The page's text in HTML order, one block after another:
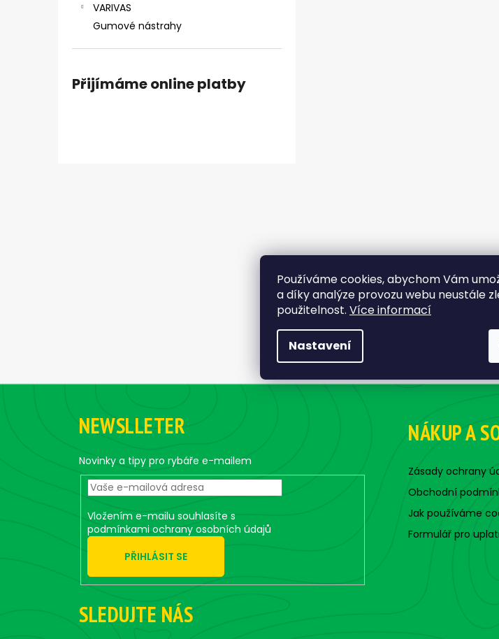
Používáme cookies, abychom Vám
a díky analýze provozu webu neustále
použitelnost. Více informací
Nastavení
VARIVAS
Gumové nástrahy
Přijímáme online platby
ČIHÁTKO PŘED ŠPIČKU - KULIČKA 30 MM
31 Kč
Z
NEWSLLETER
Novinky a tipy pro rybáře e-mailem
Vložením e-mailu souhlasíte s
podmínkami ochrany osobních údajů
PŘIHLÁSIT SE
SLEDUJTE NÁS
NÁKUP A
Zásady ochrany
Obchodní
Jak používáme
Formulář pro